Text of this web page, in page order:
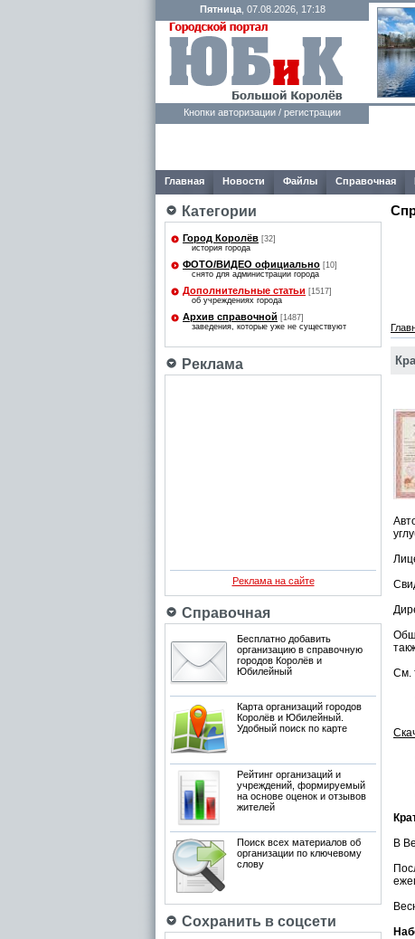
Пятница, 07.08.2026, 17:18
Кнопки авторизации / регистрации
Главная Новости Файлы Справочная
Категории
Город Королёв [32]
история города
ФОТО/ВИДЕО официально [10]
снято для администрации города
Дополнительные статьи [1517]
об учреждениях города
Архив справочной [1487]
заведения, которые уже не существуют
Реклама
Реклама на сайте
Справочная
Бесплатно добавить
организацию в справочную
городов Королёв и
Юбилейный
Карта организаций городов
Королёв и Юбилейный.
Удобный поиск по карте
Рейтинг организаций и
учреждений, формируемый
на основе оценок и отзывов
жителей
Поиск всех материалов об
организации по ключевому
слову
Сохранить в соцсети
См.
В